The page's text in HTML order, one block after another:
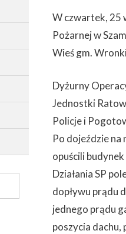
W czwartek, 25
Pożarnej w
Wieś gm.
Dyżurny
Jednostki
Policje i
Po dojeździe
opuścili
Działania SP
dopływu prądu
jednego prądu
poszycia